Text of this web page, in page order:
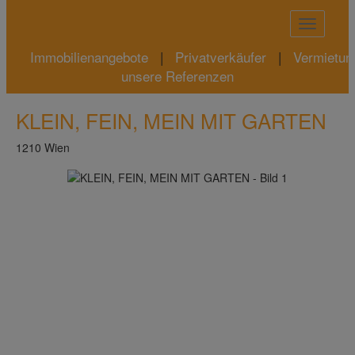
Immobilienangebote | Privatverkäufer |
unsere Referenzen
KLEIN, FEIN, MEIN MIT GARTEN
1210 Wien